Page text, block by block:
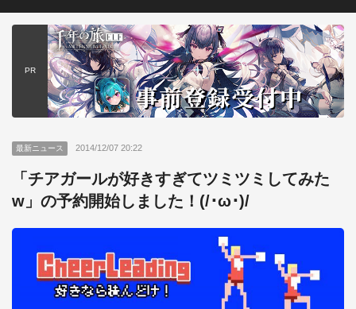
PR
最新ニュース 2014/12/07 20:22
「チアガールが好きすぎてツミツミしてみた
w」の予約開始しました！(/･ω･)/